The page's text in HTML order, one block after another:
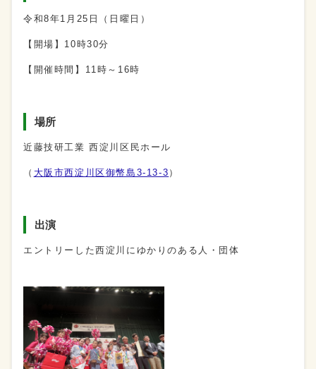
令和8年1月25日（日曜日）
【開場】10時30分
【開催時間】11時～16時
場所
近藤技研工業 西淀川区民ホール
（ 大阪市西淀川区御幣島3-13-3 ）
出演
エントリーした西淀川にゆかりのある人・団体